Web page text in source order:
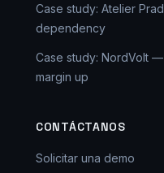
Case study: Atelier
dependency
Case study: NordVolt —
margin up
CONTÁCTANOS
Solicitar una demo